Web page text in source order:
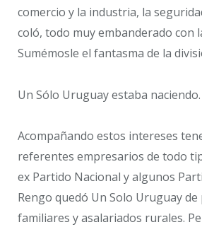
comercio y la industria, la
coló, todo muy embanderado con
Sumémosle el fantasma de la
Un Sólo Uruguay estaba naciendo.
Acompañando estos intereses
referentes empresarios de todo
ex Partido Nacional y algunos
Rengo quedó Un Solo Uruguay
familiares y asalariados rurales.